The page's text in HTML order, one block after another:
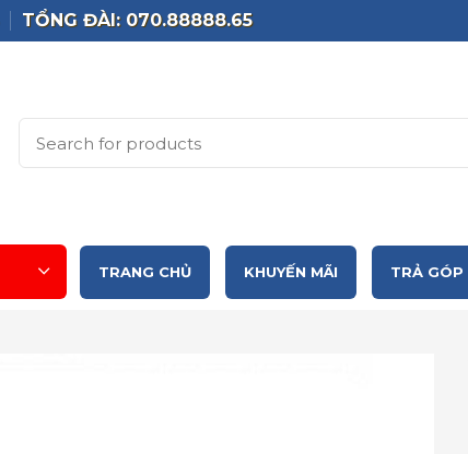
TỔNG ĐÀI: 070.88888.65
TRANG CHỦ KHUYẾN MÃI TRẢ GÓP